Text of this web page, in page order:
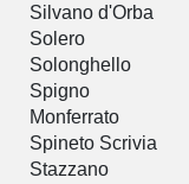
Silvano d'Orba
Solero
Solonghello
Spigno
Monferrato
Spineto Scrivia
Stazzano